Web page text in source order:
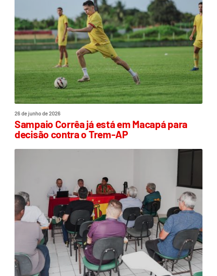
26 de junho de 2026
Sampaio Corrêa já está em Macapá para
decisão contra o Trem-AP